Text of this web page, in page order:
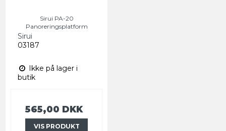
Sirui PA-20
Panoreringsplatform
Sirui
03187
Ikke på lager i
butik
565,00 DKK
VIS PRODUKT